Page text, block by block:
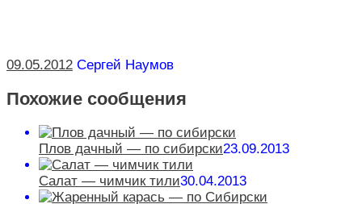
09.05.2012 Сергей Наумов
Похожие сообщения
Плов дачный — по сибирски23.09.2013
Салат — чимчик тили30.04.2013